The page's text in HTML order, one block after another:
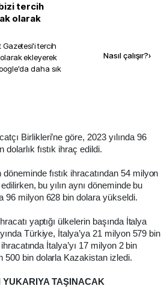
tercih
olarak
Gazetesi'i tercih
ekleyerek
daha sık
Nasıl çalışır?›
Birlikleri’ne göre, 2023 yılında 96
fıstık ihraç edildi.
fıstık ihracatından 54 milyon
bu yılın aynı döneminde bu
96 milyon 628 bin dolara yükseldi.
yaptığı ülkelerin başında İtalya
Türkiye, İtalya’ya 21 milyon 579 bin
ihracatında İtalya’yı 17 milyon 2 bin
500 bin dolarla Kazakistan izledi.
TAŞINACAK